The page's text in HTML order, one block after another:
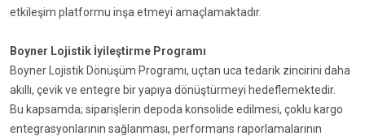
etkileşim platformu inşa etmeyi amaçlamaktadır.
Boyner Lojistik İyileştirme Programı
Boyner Lojistik Dönüşüm Programı, uçtan uca tedarik zincirini daha
akıllı, çevik ve entegre bir yapıya dönüştürmeyi hedeflemektedir.
Bu kapsamda; siparişlerin depoda konsolide edilmesi, çoklu kargo
entegrasyonlarının sağlanması, performans raporlamalarının